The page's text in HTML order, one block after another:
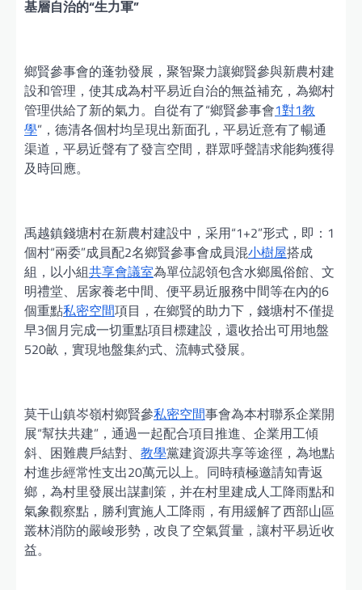
基層自治的“生力軍”
鄉賢參事會的蓬勃發展，聚智聚力讓鄉賢參與新農村建
設和管理，使其成為村平易近自治的無益補充，為鄉村
管理供給了新的氣力。自從有了“鄉賢參事會1對1教
學”，德清各個村均呈現出新面孔，平易近意有了暢通
渠道，平易近聲有了發言空間，群眾呼聲請求能夠獲得
及時回應。
禹越鎮錢塘村在新農村建設中，采用“1+2”形式，即：1
個村“兩委”成員配2名鄉賢參事會成員混小樹屋搭成
組，以小組共享會議室為單位認領包含水鄉風俗館、文
明禮堂、居家養老中間、便平易近服務中間等在內的6
個重點私密空間項目，在鄉賢的助力下，錢塘村不僅提
早3個月完成一切重點項目標建設，還收拾出可用地盤
520畝，實現地盤集約式、流轉式發展。
莫干山鎮岑嶺村鄉賢參私密空間事會為本村聯系企業開
展“幫扶共建”，通過一起配合項目推進、企業用工傾
斜、困難農戶結對、 教學黨建資源共享等途徑，為地點
村進步經常性支出20萬元以上。同時積極邀請知青返
鄉，為村里發展出謀劃策，并在村里建成人工降雨點和
氣象觀察點，勝利實施人工降雨，有用緩解了西部山區
叢林消防的嚴峻形勢，改良了空氣質量，讓村平易近收
益。